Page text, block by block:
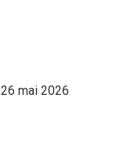
mai 2026